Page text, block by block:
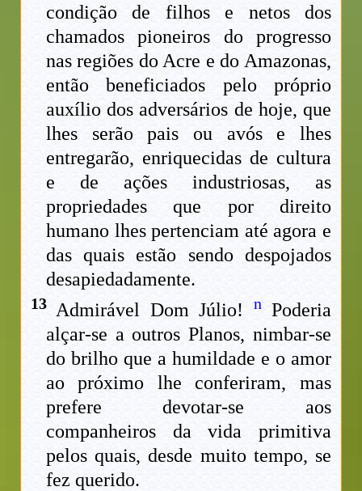
condição de filhos e netos dos
chamados pioneiros do progresso
nas regiões do Acre e do Amazonas,
então beneficiados pelo próprio
auxílio dos adversários de hoje, que
lhes serão pais ou avós e lhes
entregarão, enriquecidas de cultura
e de ações industriosas, as
propriedades que por direito
humano lhes pertenciam até agora e
das quais estão sendo despojados
desapiedadamente.
13 Admirável Dom Júlio! nPoderia
alçar-se a outros Planos, nimbar-se
do brilho que a humildade e o amor
ao próximo lhe conferiram, mas
prefere devotar-se aos
companheiros da vida primitiva
pelos quais, desde muito tempo, se
fez querido.